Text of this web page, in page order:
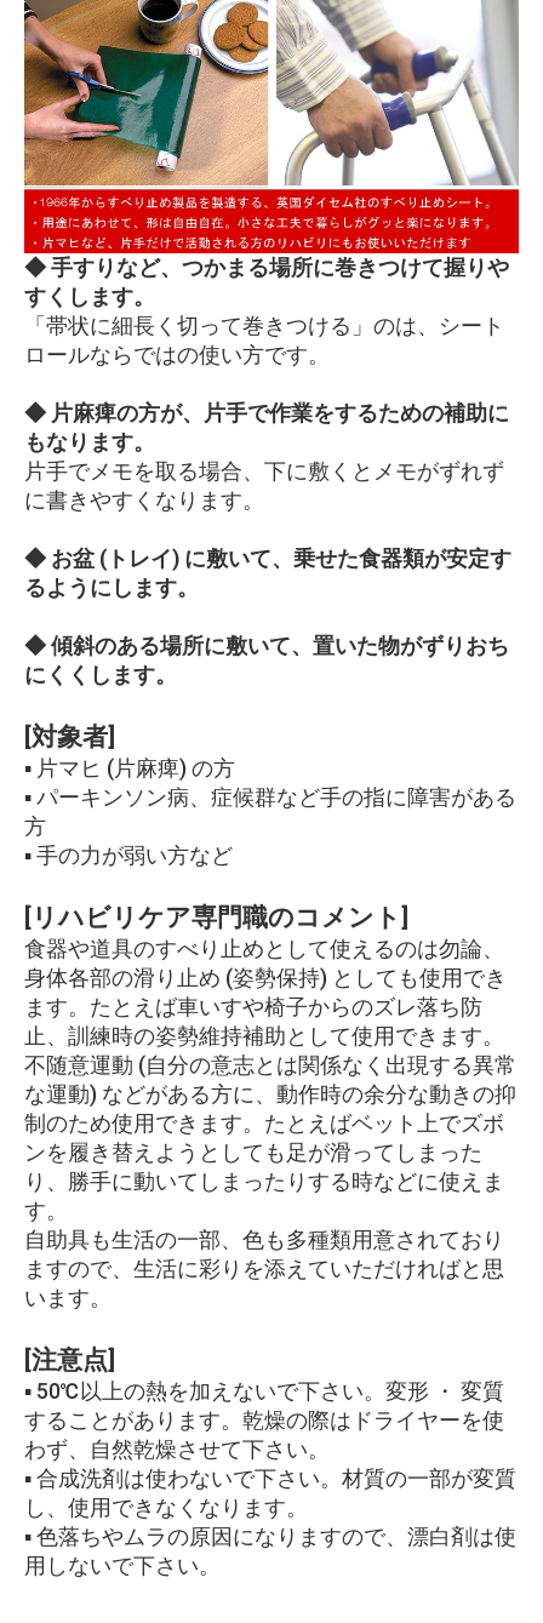
◆ 手すりなど、つかまる場所に巻きつけて握りや
すくします。
「帯状に細長く切って巻きつける」のは、シート
ロールならではの使い方です。
◆ 片麻痺の方が、片手で作業をするための補助に
もなります。
片手でメモを取る場合、下に敷くとメモがずれず
に書きやすくなります。
◆ お盆 (トレイ) に敷いて、乗せた食器類が安定す
るようにします。
◆ 傾斜のある場所に敷いて、置いた物がずりおち
にくくします。
[対象者]
▪ 片マヒ (片麻痺) の方
▪ パーキンソン病、症候群など手の指に障害がある
方
▪ 手の力が弱い方など
[リハビリケア専門職のコメント]
食器や道具のすべり止めとして使えるのは勿論、
身体各部の滑り止め (姿勢保持) としても使用でき
ます。たとえば車いすや椅子からのズレ落ち防
止、訓練時の姿勢維持補助として使用できます。
不随意運動 (自分の意志とは関係なく出現する異常
な運動) などがある方に、動作時の余分な動きの抑
制のため使用できます。たとえばベット上でズボ
ンを履き替えようとしても足が滑ってしまった
り、勝手に動いてしまったりする時などに使えま
す。
自助具も生活の一部、色も多種類用意されており
ますので、生活に彩りを添えていただければと思
います。
[注意点]
▪ 50℃以上の熱を加えないで下さい。変形 ・ 変質
することがあります。乾燥の際はドライヤーを使
わず、自然乾燥させて下さい。
▪ 合成洗剤は使わないで下さい。材質の一部が変質
し、使用できなくなります。
▪ 色落ちやムラの原因になりますので、漂白剤は使
用しないで下さい。